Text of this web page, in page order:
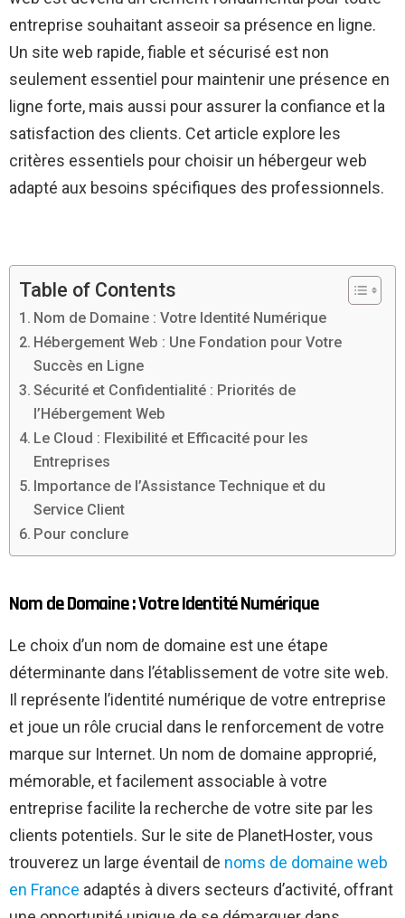
entreprise souhaitant asseoir sa présence en ligne.
Un site web rapide, fiable et sécurisé est non
seulement essentiel pour maintenir une présence en
ligne forte, mais aussi pour assurer la confiance et la
satisfaction des clients. Cet article explore les
critères essentiels pour choisir un hébergeur web
adapté aux besoins spécifiques des professionnels.
Table of Contents
Nom de Domaine : Votre Identité Numérique
Hébergement Web : Une Fondation pour Votre
Succès en Ligne
Sécurité et Confidentialité : Priorités de
l’Hébergement Web
Le Cloud : Flexibilité et Efficacité pour les
Entreprises
Importance de l’Assistance Technique et du
Service Client
Pour conclure
Nom de Domaine : Votre Identité Numérique
Le choix d’un nom de domaine est une étape
déterminante dans l’établissement de votre site web.
Il représente l’identité numérique de votre entreprise
et joue un rôle crucial dans le renforcement de votre
marque sur Internet. Un nom de domaine approprié,
mémorable, et facilement associable à votre
entreprise facilite la recherche de votre site par les
clients potentiels. Sur le site de PlanetHoster, vous
trouverez un large éventail de noms de domaine web
en France adaptés à divers secteurs d’activité, offrant